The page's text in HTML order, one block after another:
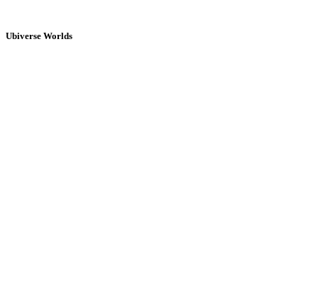
Ubiverse Worlds